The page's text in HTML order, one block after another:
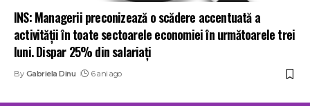
INS: Managerii preconizează o scădere accentuată a
activităţii în toate sectoarele economiei în următoarele trei
luni. Dispar 25% din salariați
By Gabriela Dinu 6 ani ago